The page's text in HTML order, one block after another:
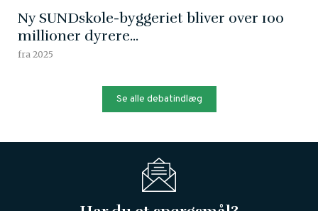
Ny SUNDskole-byggeriet bliver over 100
millioner dyrere...
fra 2025
Se alle debatindlæg